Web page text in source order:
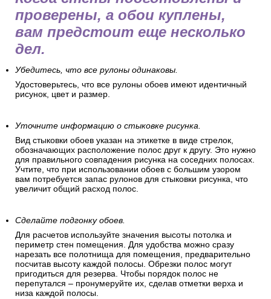
проверены, а обои куплены,
вам предстоит еще несколько
дел.
Убедитесь, что все рулоны одинаковы.
Удостоверьтесь, что все рулоны обоев имеют идентичный
рисунок, цвет и размер.
Уточните информацию о стыковке рисунка.
Вид стыковки обоев указан на этикетке в виде стрелок,
обозначающих расположение полос друг к другу. Это нужно
для правильного совпадения рисунка на соседних полосах.
Учтите, что при использовании обоев с большим узором
вам потребуется запас рулонов для стыковки рисунка, что
увеличит общий расход полос.
Сделайте подгонку обоев.
Для расчетов используйте значения высоты потолка и
периметр стен помещения. Для удобства можно сразу
нарезать все полотнища для помещения, предварительно
посчитав высоту каждой полосы. Обрезки полос могут
пригодиться для резерва. Чтобы порядок полос не
перепутался – пронумеруйте их, сделав отметки верха и
низа каждой полосы.